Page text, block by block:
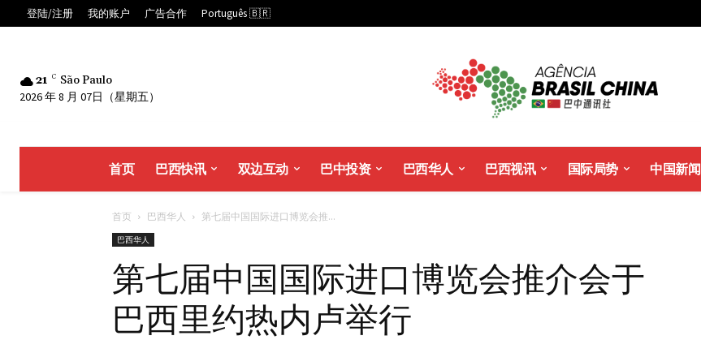
登陆/注册 我的账户 广告合作 Português 🇧🇷
21 C São Paulo
2026 年 8 月 07日（星期五）
首页 巴西快讯 双边互动 巴中投资 巴西华人 巴西视讯 国际局势 中国新闻
首页 巴西华人 第七届中国国际进口博览会推...
巴西华人
第七届中国国际进口博览会推介会于
巴西里约热内卢举行